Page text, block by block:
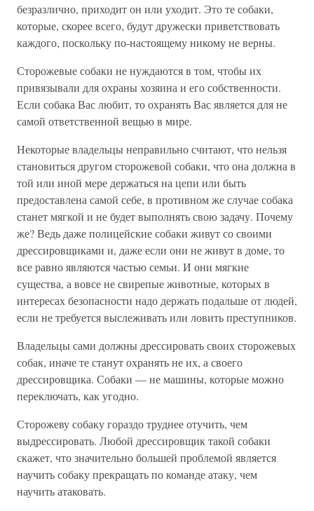
безразлично, приходит он или уходит. Это те собаки,
которые, скорее всего, будут дружески приветствовать
каждого, поскольку по-настоящему никому не верны.
Сторожевые собаки не нуждаются в том, чтобы их
привязывали для охраны хозяина и его собственности.
Если собака Вас любит, то охранять Вас является для не
самой ответственной вещью в мире.
Некоторые владельцы неправильно считают, что нельзя
становиться другом сторожевой собаки, что она должна в
той или иной мере держаться на цепи или быть
предоставлена самой себе, в противном же случае собака
станет мягкой и не будет выполнять свою задачу. Почему
же? Ведь даже полицейские собаки живут со своими
дрессировщиками и, даже если они не живут в доме, то
все равно являются частью семьи. И они мягкие
существа, а вовсе не свирепые животные, которых в
интересах безопасности надо держать подальше от людей,
если не требуется выслеживать или ловить преступников.
Владельцы сами должны дрессировать своих сторожевых
собак, иначе те станут охранять не их, а своего
дрессировщика. Собаки — не машины, которые можно
переключать, как угодно.
Сторожеву собаку гораздо труднее отучить, чем
выдрессировать. Любой дрессировщик такой собаки
скажет, что значительно большей проблемой является
научить собаку прекращать по команде атаку, чем
научить атаковать.